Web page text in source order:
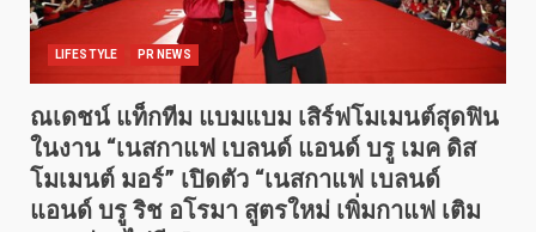
LIFESTYLE PR NEWS
ณเดชน์ แท็กทีม แบมแบม เสิร์ฟโมเมนต์สุดฟิน
ในงาน “เนสกาแฟ เบลนด์ แอนด์ บรู เมค ดิส
โมเมนต์ มอร์” เปิดตัว “เนสกาแฟ เบลนด์
แอนด์ บรู ริช อโรมา สูตรใหม่ เพิ่มกาแฟ เติม